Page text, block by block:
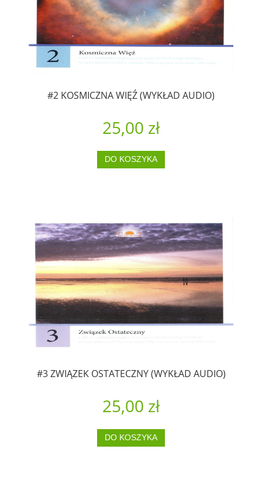
#2 KOSMICZNA WIĘŹ (WYKŁAD AUDIO)
25,00 zł
DO KOSZYKA
#3 ZWIĄZEK OSTATECZNY (WYKŁAD AUDIO)
25,00 zł
DO KOSZYKA